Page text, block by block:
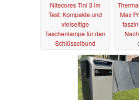
Nitecores Tini 3 im
Test: Kompakte und
vielseitige
Taschenlampe für den
Schlüsselbund
01.04.2025
Max